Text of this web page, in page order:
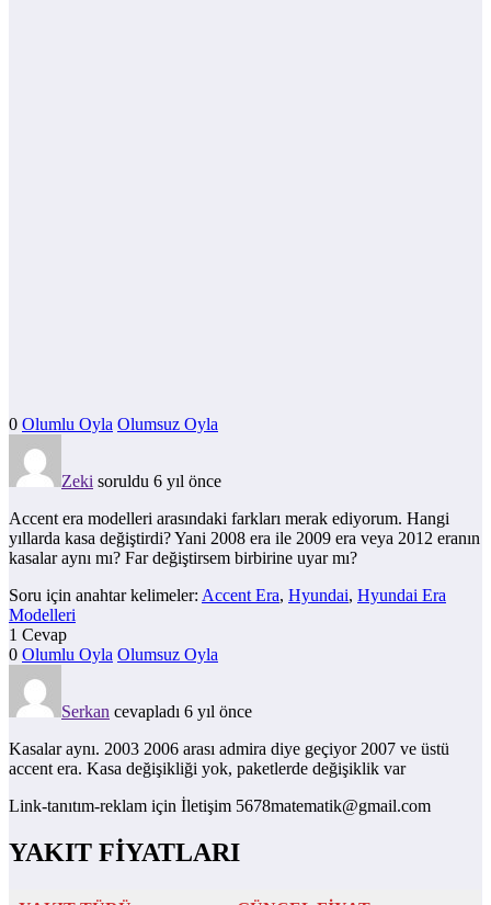
0 Olumlu Oyla Olumsuz Oyla
Zeki soruldu 6 yıl önce
Accent era modelleri arasındaki farkları merak ediyorum. Hangi
yıllarda kasa değiştirdi? Yani 2008 era ile 2009 era veya 2012 eranın
kasalar aynı mı? Far değiştirsem birbirine uyar mı?
Soru için anahtar kelimeler: Accent Era, Hyundai, Hyundai Era
Modelleri
1 Cevap
0 Olumlu Oyla Olumsuz Oyla
Serkan cevapladı 6 yıl önce
Kasalar aynı. 2003 2006 arası admira diye geçiyor 2007 ve üstü
accent era. Kasa değişikliği yok, paketlerde değişiklik var
Link-tanıtım-reklam için İletişim 5678matematik@gmail.com
YAKIT FİYATLARI